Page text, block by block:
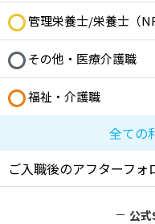
管理栄養士/栄養士（
その他・医療介護職
福祉・介護職
全ての
ご入職後のアフターフォ
公式